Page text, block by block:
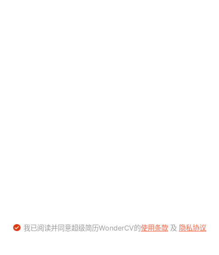
我已阅读并同意超级简历WonderCV的使用条款及 隐私协议